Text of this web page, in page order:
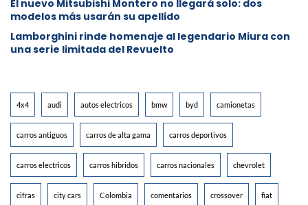
⁠El nuevo Mitsubishi Montero no llegará solo: dos
modelos más usarán su apellido
Lamborghini rinde homenaje al legendario Miura con
una serie limitada del Revuelto
4x4 audi autos electricos bmw byd camionetas
carros antiguos carros de alta gama carros deportivos
carros electricos carros hibridos carros nacionales chevrolet
cifras city cars Colombia comentarios crossover fiat